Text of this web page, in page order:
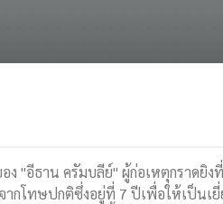
"อีธาน ครัมบลีย์" ผู้ก่อเหตุกราดยิ
กโทษปกติซึ่งอยู่ที่ 7 ปีเพื่อให้เป็นเยี่